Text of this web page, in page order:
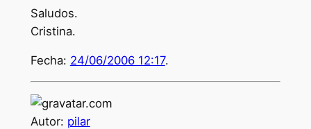
Saludos.
Cristina.
Fecha: 24/06/2006 12:17.
Autor: pilar